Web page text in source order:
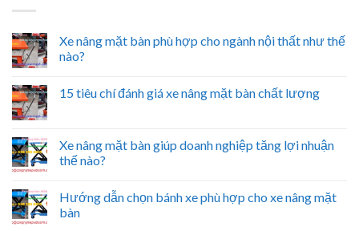
Xe nâng mặt bàn phù hợp cho ngành nội thất như thế
nào?
15 tiêu chí đánh giá xe nâng mặt bàn chất lượng
Xe nâng mặt bàn giúp doanh nghiệp tăng lợi nhuận
thế nào?
Hướng dẫn chọn bánh xe phù hợp cho xe nâng mặt
bàn